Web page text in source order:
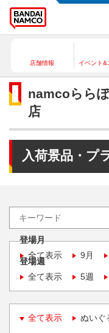
店舗情報 イベント&
namcoらら
店
入荷景品・プ
登場月
全て表示
9月
登場週
全て表示
5週
全て表示 ぬいぐ